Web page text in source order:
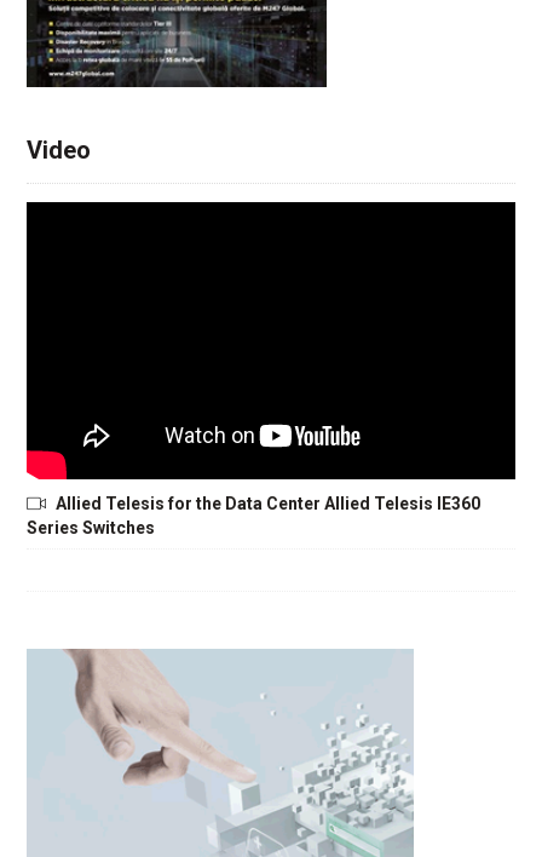
Video
Allied Telesis for the Data Center Allied Telesis IE360
Series Switches